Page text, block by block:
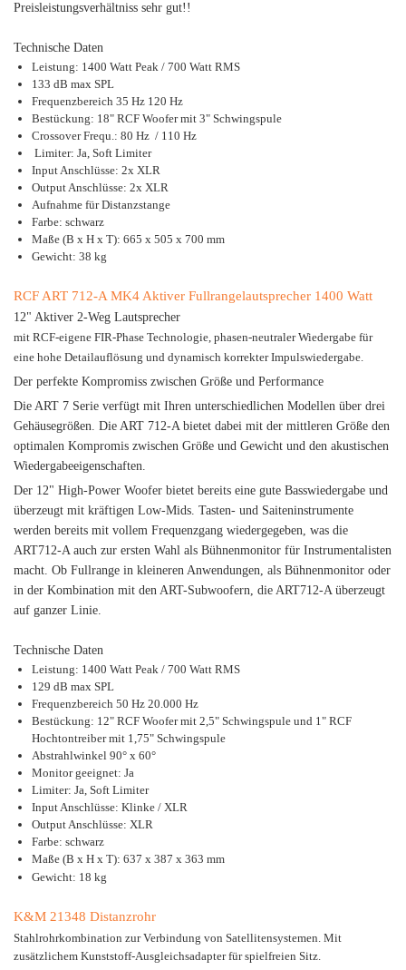
Preisleistungsverhältniss sehr gut!!
Technische Daten
Leistung: 1400 Watt Peak / 700 Watt RMS
133 dB max SPL
Frequenzbereich 35 Hz 120 Hz
Bestückung: 18" RCF Woofer mit 3" Schwingspule
Crossover Frequ.: 80 Hz / 110 Hz
Limiter: Ja, Soft Limiter
Input Anschlüsse: 2x XLR
Output Anschlüsse: 2x XLR
Aufnahme für Distanzstange
Farbe: schwarz
Maße (B x H x T): 665 x 505 x 700 mm
Gewicht: 38 kg
RCF ART 712-A MK4 Aktiver Fullrangelautsprecher 1400 Watt
12" Aktiver 2-Weg Lautsprecher
mit RCF-eigene FIR-Phase Technologie, phasen-neutraler Wiedergabe für
eine hohe Detailauflösung und dynamisch korrekter Impulswiedergabe.
Der perfekte Kompromiss zwischen Größe und Performance
Die ART 7 Serie verfügt mit Ihren unterschiedlichen Modellen über drei
Gehäusegrößen. Die ART 712-A bietet dabei mit der mittleren Größe den
optimalen Kompromis zwischen Größe und Gewicht und den akustischen
Wiedergabeeigenschaften.
Der 12" High-Power Woofer bietet bereits eine gute Basswiedergabe und
überzeugt mit kräftigen Low-Mids. Tasten- und Saiteninstrumente
werden bereits mit vollem Frequenzgang wiedergegeben, was die
ART712-A auch zur ersten Wahl als Bühnenmonitor für Instrumentalisten
macht. Ob Fullrange in kleineren Anwendungen, als Bühnenmonitor oder
in der Kombination mit den ART-Subwoofern, die ART712-A überzeugt
auf ganzer Linie.
Technische Daten
Leistung: 1400 Watt Peak / 700 Watt RMS
129 dB max SPL
Frequenzbereich 50 Hz 20.000 Hz
Bestückung: 12" RCF Woofer mit 2,5" Schwingspule und 1" RCF
Hochtontreiber mit 1,75" Schwingspule
Abstrahlwinkel 90° x 60°
Monitor geeignet: Ja
Limiter: Ja, Soft Limiter
Input Anschlüsse: Klinke / XLR
Output Anschlüsse: XLR
Farbe: schwarz
Maße (B x H x T): 637 x 387 x 363 mm
Gewicht: 18 kg
K&M 21348 Distanzrohr
Stahlrohrkombination zur Verbindung von Satellitensystemen. Mit
zusätzlichem Kunststoff-Ausgleichsadapter für spielfreien Sitz.